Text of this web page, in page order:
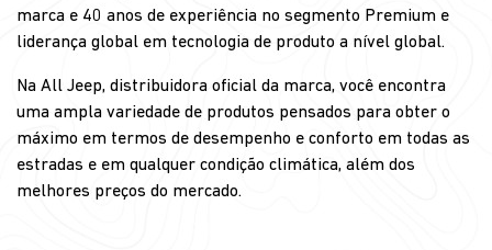
marca e 40 anos de experiência no segmento Premium e
liderança global em tecnologia de produto a nível global.
Na All Jeep, distribuidora oficial da marca, você encontra
uma ampla variedade de produtos pensados para obter o
máximo em termos de desempenho e conforto em todas as
estradas e em qualquer condição climática, além dos
melhores preços do mercado.